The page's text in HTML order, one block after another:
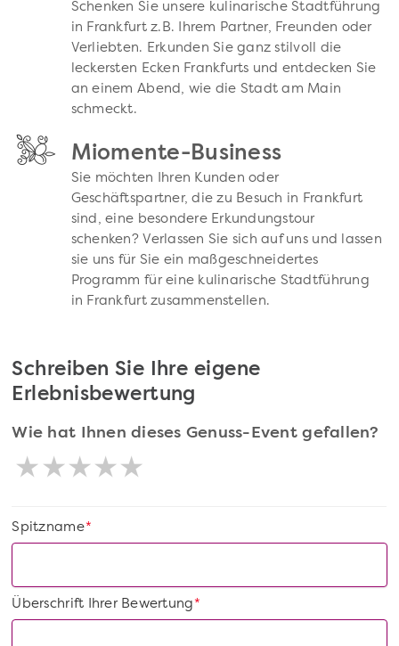
Schenken Sie unsere kulinarische Stadtführung
in Frankfurt z.B. Ihrem Partner, Freunden oder
Verliebten. Erkunden Sie ganz stilvoll die
leckersten Ecken Frankfurts und entdecken Sie
an einem Abend, wie die Stadt am Main
schmeckt.
Miomente-Business
Sie möchten Ihren Kunden oder
Geschäftspartner, die zu Besuch in Frankfurt
sind, eine besondere Erkundungstour
schenken? Verlassen Sie sich auf uns und lassen
sie uns für Sie ein maßgeschneidertes
Programm für eine kulinarische Stadtführung
in Frankfurt zusammenstellen.
Schreiben Sie Ihre eigene
Erlebnisbewertung
Wie hat Ihnen dieses Genuss-Event gefallen?
*
Spitzname
*
Überschrift Ihrer Bewertung